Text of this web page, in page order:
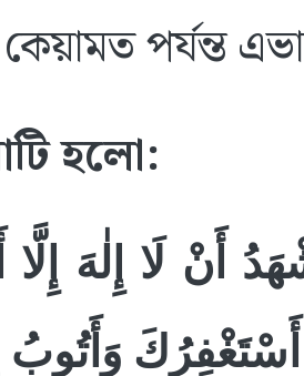
পর্যন্ত
হলো:
أَنْ لَا إِلٰهَ إِلَّا
أَسْتَغْفِرُكَ وَأَتُوبُ